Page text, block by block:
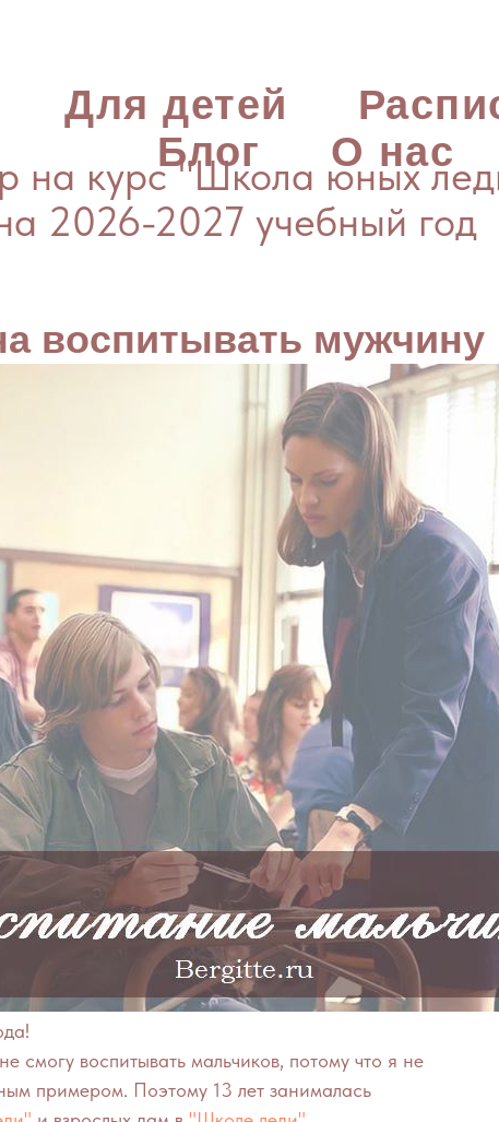
Для детей
Блог
О нас
на курс "Школа юных
2026-2027 учебный год
воспитывать мужчину
смогу воспитывать мальчиков, потому что я не
примером. Поэтому 13 лет занималась